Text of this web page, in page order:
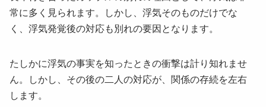
常に多く見られます。しかし、浮気そのものだけでな
く、浮気発覚後の対応も別れの要因となります。
たしかに浮気の事実を知ったときの衝撃は計り知れませ
ん。しかし、その後の二人の対応が、関係の存続を左右
します。